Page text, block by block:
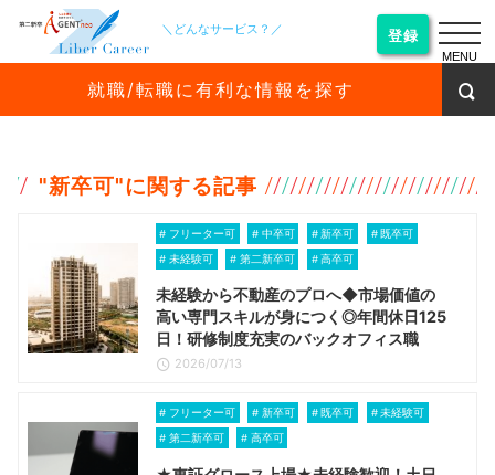
＼どんなサービス？／ 登録
就職/転職に有利な情報を探す
"新卒可"に関する記事
フリーター可 中卒可 新卒可 既卒可
未経験可 第二新卒可 高卒可
未経験から不動産のプロへ◆市場価値の
高い専門スキルが身につく◎年間休日125
日！研修制度充実のバックオフィス職
2026/07/13
フリーター可 新卒可 既卒可 未経験可
第二新卒可 高卒可
MENU